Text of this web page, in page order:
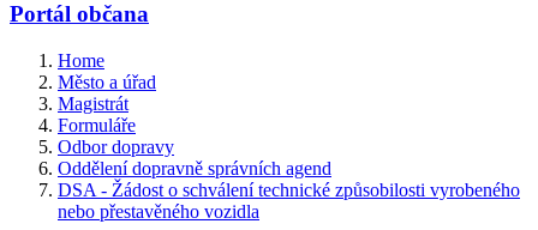
Portál občana
Home
Město a úřad
Magistrát
Formuláře
Odbor dopravy
Oddělení dopravně správních agend
DSA - Žádost o schválení technické způsobilosti vyrobeného
nebo přestavěného vozidla